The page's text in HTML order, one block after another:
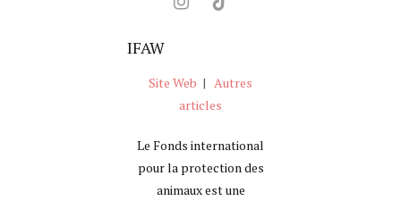
IFAW
Site Web | Autres
articles
Le Fonds international
pour la protection des
animaux est une